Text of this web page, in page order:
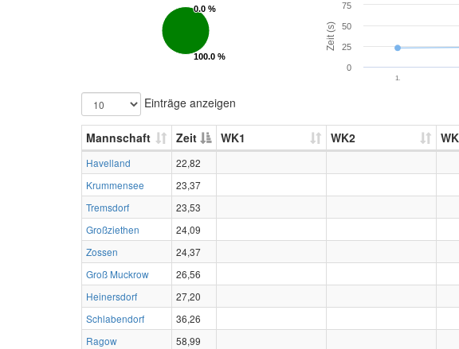
0.0 %
0.0 %
100.0 %
100.0 %
Zeit (s)
1.
0
50
25
75
Einträge anzeigen
Mannschaft Zeit WK1 WK2
Havelland
22,82
Krummensee
23,37
Tremsdorf
23,53
Großziethen
24,09
Zossen
24,37
Groß Muckrow
26,56
Heinersdorf
27,20
Schlabendorf
36,26
Ragow
58,99